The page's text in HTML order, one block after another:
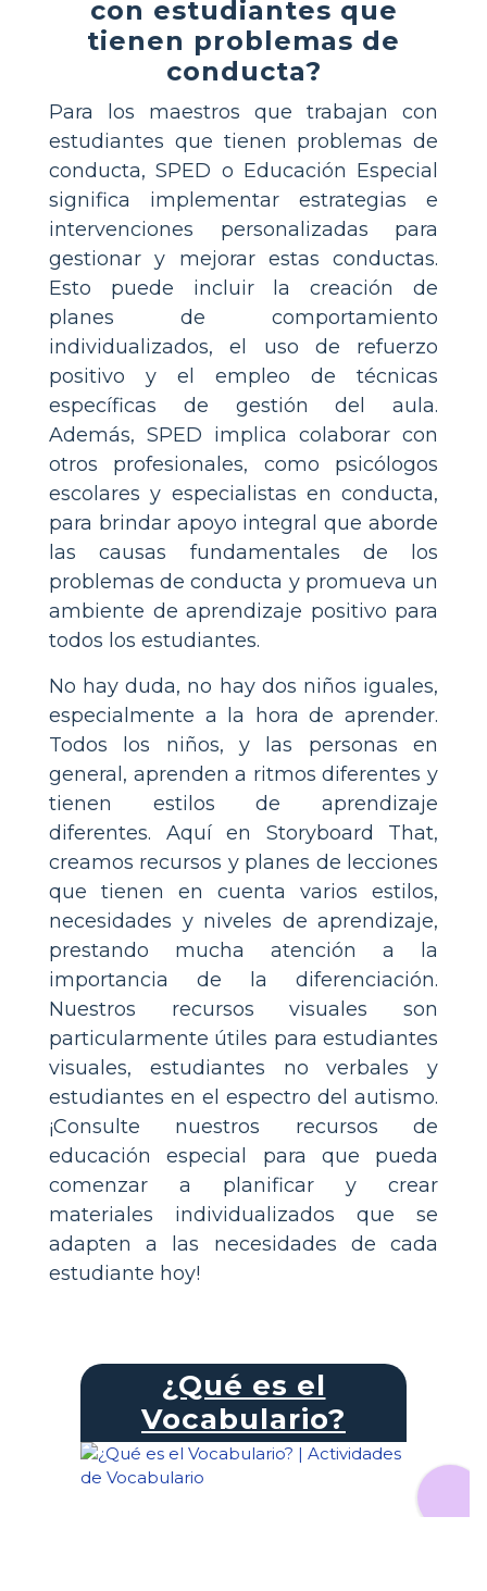
con estudiantes que
tienen problemas de
conducta?
Para los maestros que trabajan con
estudiantes que tienen problemas de
conducta, SPED o Educación Especial
significa implementar estrategias e
intervenciones personalizadas para
gestionar y mejorar estas conductas.
Esto puede incluir la creación de
planes de comportamiento
individualizados, el uso de refuerzo
positivo y el empleo de técnicas
específicas de gestión del aula.
Además, SPED implica colaborar con
otros profesionales, como psicólogos
escolares y especialistas en conducta,
para brindar apoyo integral que aborde
las causas fundamentales de los
problemas de conducta y promueva un
ambiente de aprendizaje positivo para
todos los estudiantes.
No hay duda, no hay dos niños iguales,
especialmente a la hora de aprender.
Todos los niños, y las personas en
general, aprenden a ritmos diferentes y
tienen estilos de aprendizaje
diferentes. Aquí en Storyboard That,
creamos recursos y planes de lecciones
que tienen en cuenta varios estilos,
necesidades y niveles de aprendizaje,
prestando mucha atención a la
importancia de la diferenciación.
Nuestros recursos visuales son
particularmente útiles para estudiantes
visuales, estudiantes no verbales y
estudiantes en el espectro del autismo.
¡Consulte nuestros recursos de
educación especial para que pueda
comenzar a planificar y crear
materiales individualizados que se
adapten a las necesidades de cada
estudiante hoy!
¿Qué es el
Vocabulario?